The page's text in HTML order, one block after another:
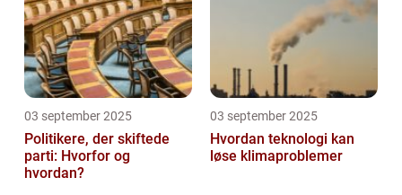
03 september 2025
Politikere, der skiftede
parti: Hvorfor og
hvordan?
03 september 2025
Hvordan teknologi kan
løse klimaproblemer